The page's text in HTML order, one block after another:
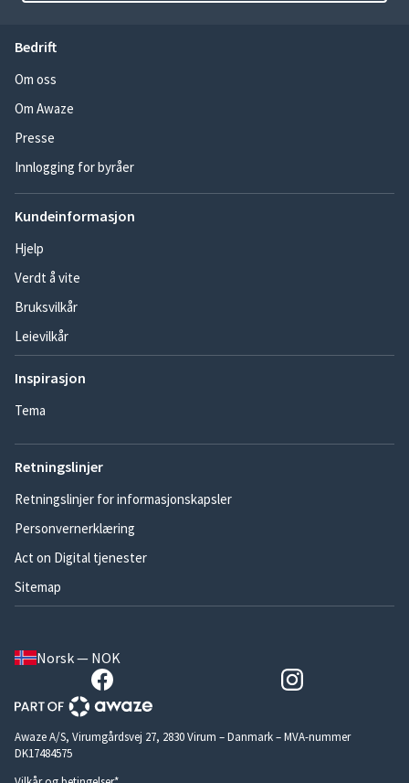
Bedrift
Om oss
Om Awaze
Presse
Innlogging for byråer
Kundeinformasjon
Hjelp
Verdt å vite
Bruksvilkår
Leievilkår
Inspirasjon
Tema
Retningslinjer
Retningslinjer for informasjonskapsler
Personvernerklæring
Act on Digital tjenester
Sitemap
Norsk — NOK
Awaze A/S, Virumgårdsvej 27, 2830 Virum – Danmark – MVA-nummer
DK17484575